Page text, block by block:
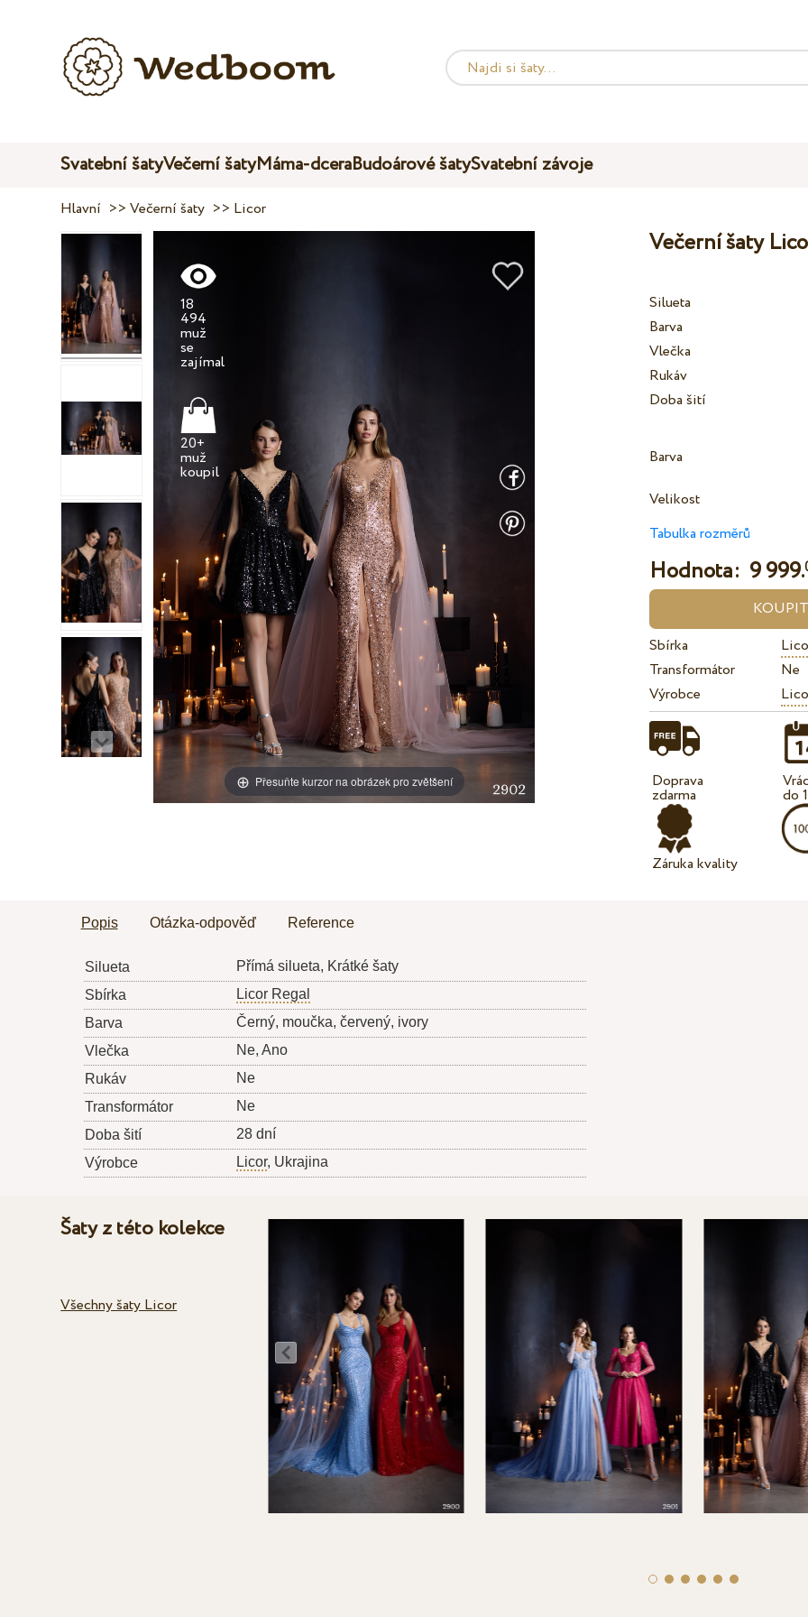
Svatební šatyVečerní šatyMáma-dceraBudoárové šatySvatební závoje
Hlavní >>Večerní šaty >> Licor
Přesuňte kurzor na obrázek pro zvětšení
18
494
muž
se
20+
muž
Večerní šaty
Silueta
Barva
Vlečka
Rukáv
Doba šití
Barva
Velikost
Tabulka rozměrů
Hodnota: 9 999.
Sbírka
Transformátor
Ne
Výrobce
Doprava
zdarma
Záruka kvality
do
Popis Otázka-odpověď Reference
Silueta
Přímá silueta, Krátké šaty
Sbírka
Licor Regal
Barva
Černý, moučka, červený, ivory
Vlečka
Ne, Ano
Rukáv
Ne
Transformátor
Ne
Doba šití
28 dní
Výrobce
Licor, Ukrajina
Šaty z této kolekce
Všechny šaty Licor